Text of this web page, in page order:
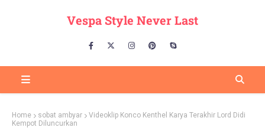
Vespa Style Never Last
Home sobat ambyar
Videoklip Konco Kenthel Karya Terakhir Lord Didi
Kempot Diluncurkan